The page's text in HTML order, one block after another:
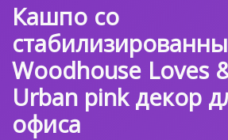
Кашпо со
Woodhouse Loves
Urban pink декор
офиса